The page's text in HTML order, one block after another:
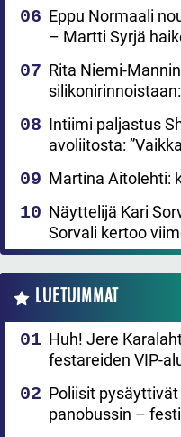
Eppu Normaali
– Martti Syrjä
Rita Niemi-
Intiimi paljastus
avoliitosta:
Martina Aitolehti:
Näyttelijä Kari
Sorvali kertoo
LUETUIMMAT
Huh! Jere
festareiden VIP-
Poliisit
panobussin –